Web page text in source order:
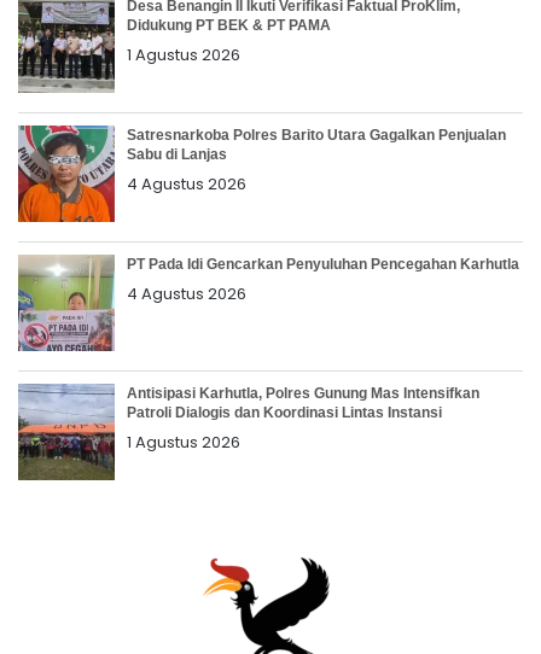
Desa Benangin II Ikuti Verifikasi Faktual ProKlim,
Didukung PT BEK & PT PAMA
1 Agustus 2026
Satresnarkoba Polres Barito Utara Gagalkan Penjualan
Sabu di Lanjas
4 Agustus 2026
PT Pada Idi Gencarkan Penyuluhan Pencegahan Karhutla
4 Agustus 2026
Antisipasi Karhutla, Polres Gunung Mas Intensifkan
Patroli Dialogis dan Koordinasi Lintas Instansi
1 Agustus 2026